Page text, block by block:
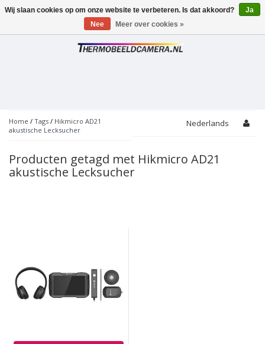
Toggle
Home / Tags / Hikmicro AD21
akustische Lecksucher
Nederlands
Producten getagd met Hikmicro AD21
akustische Lecksucher
Wij slaan cookies op om onze website te verbeteren. Is dat akkoord?
Ja
Nee
Meer over cookies »